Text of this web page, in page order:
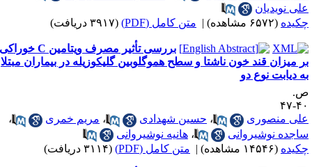
نویدیان
(۶۵۷۲ مشاهده) | متن کامل (PDF) (۳۹۱۷ دریافت)
بررسی تأثیر مصرف ویتامین C خوراکی
میزان قند خون ناشتا و سطح هموگلوبین گلیکوزیله در بیماران مبتلا
دیابت نوع دو
۴۷
منصوری
،حسین شهدادی ،مریم خمری
،
نوشیروانی
،هانیه نوشیروانی
(۱۴۵۴۶ مشاهده) | متن کامل (PDF) (۳۱۱۴ دریافت)